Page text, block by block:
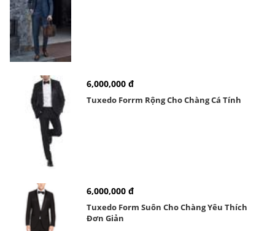
6,000,000 đ
Tuxedo Forrm Rộng Cho Chàng Cá Tính
6,000,000 đ
Tuxedo Form Suôn Cho Chàng Yêu Thích
Đơn Giản